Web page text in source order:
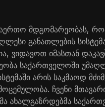
მდგომარეობას,
განათლების
ვიდავოთ იმასთან
საქართველოში
არის საკმაოდ
ჩვენი
ახალგაზრდებმა